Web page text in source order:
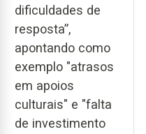
dificuldades de
resposta”,
apontando como
exemplo "atrasos
em apoios
culturais" e "falta
de investimento